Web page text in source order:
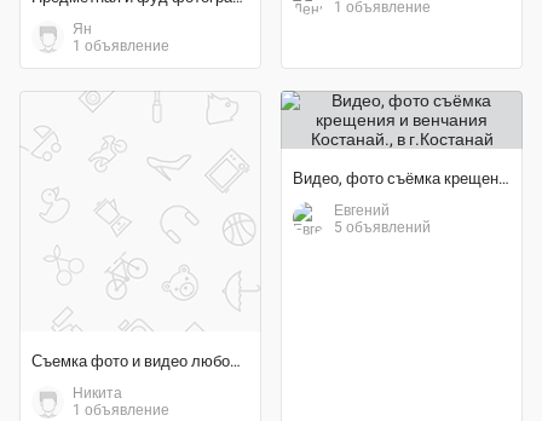
Ян
1 объявление
1 объявление
Съемка фото и видео любой сложности
Никита
1 объявление
Видео, фото съёмка крещения и венчания Костанай.
Евгений
5 объявлений